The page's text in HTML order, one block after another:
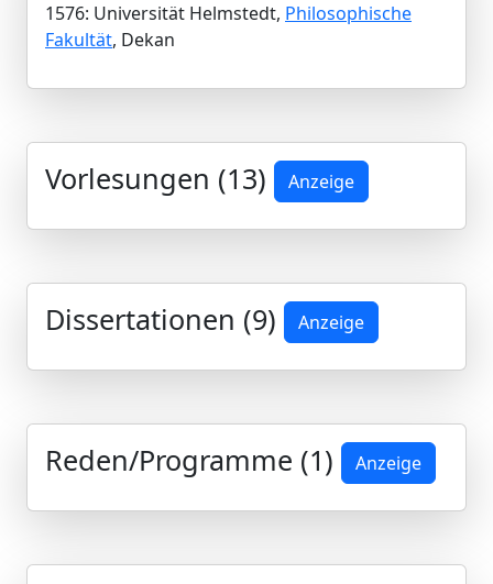
1576: Universität Helmstedt, Philosophische
Fakultät, Dekan
Vorlesungen (13) Anzeige
Dissertationen (9) Anzeige
Reden/Programme (1) Anzeige